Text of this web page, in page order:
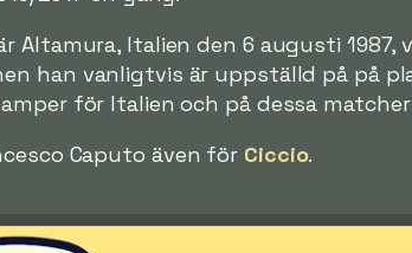
Altamura, Italien den 6 augusti 1987,
han vanligtvis är uppställd på på
för Italien och på dessa
Caputo även för Ciccio.